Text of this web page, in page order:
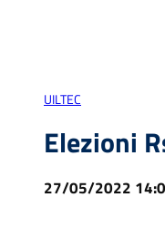
UILTEC
Elezioni
27/05/2022